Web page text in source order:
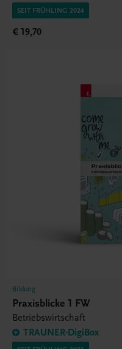
SEIT FRÜHLING 2024
€ 19,70
Bildung
Praxisblicke 1 FW
Betriebswirtschaft
TRAUNER-DigiBox